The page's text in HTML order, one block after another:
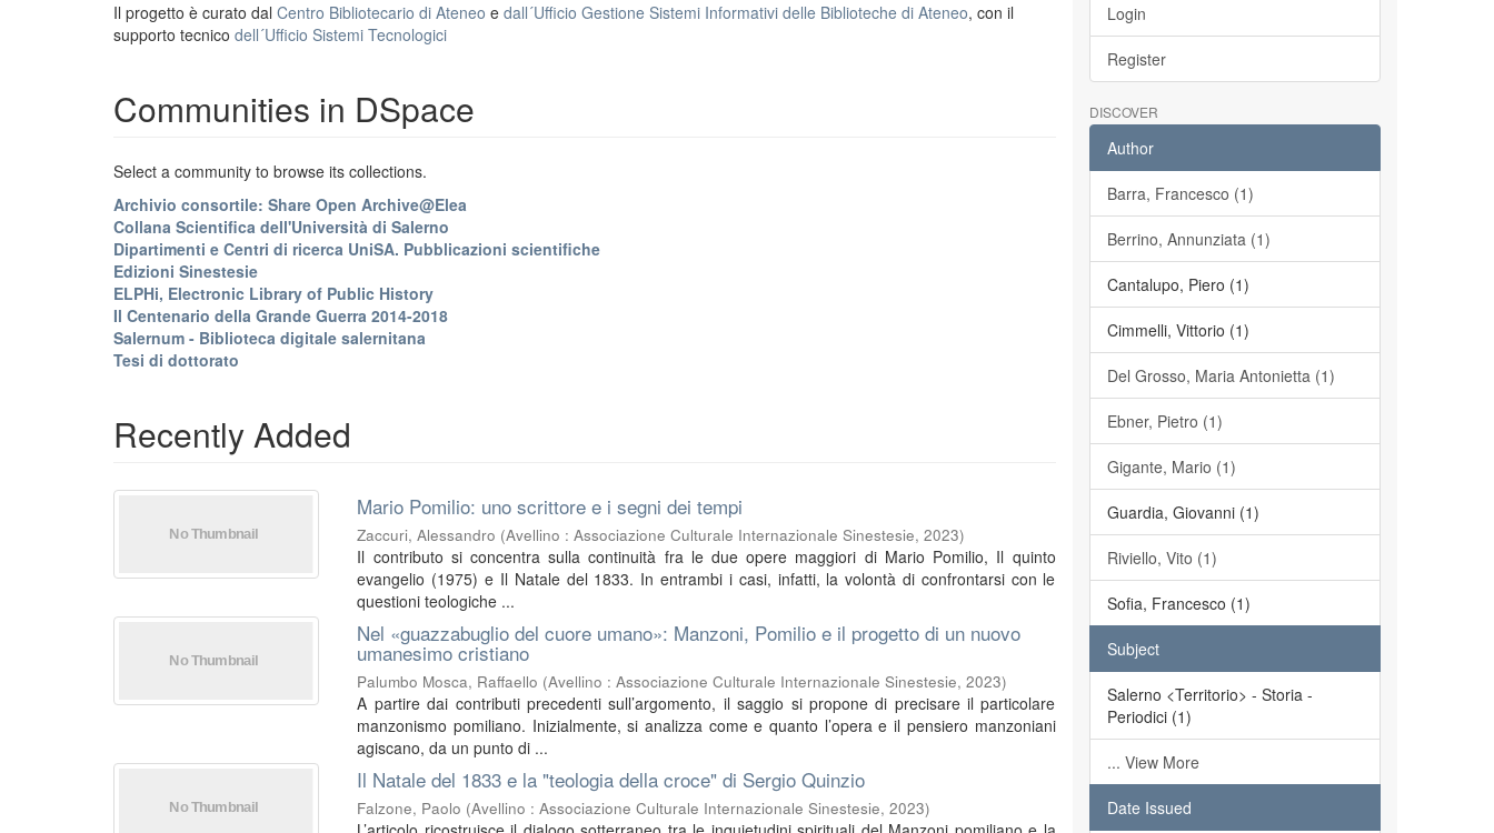
Il progetto è curato dal Centro Bibliotecario di Ateneo e dall´Ufficio Gestione Sistemi Informativi delle Biblioteche di Ateneo, con il
supporto tecnico dell´Ufficio Sistemi Tecnologici
Communities in DSpace
Select a community to browse its collections.
Archivio consortile: Share Open Archive@Elea
Collana Scientifica dell'Università di Salerno
Dipartimenti e Centri di ricerca UniSA. Pubblicazioni scientifiche
Edizioni Sinestesie
ELPHi, Electronic Library of Public History
Il Centenario della Grande Guerra 2014-2018
Salernum - Biblioteca digitale salernitana
Tesi di dottorato
Recently Added
Mario Pomilio: uno scrittore e i segni dei tempi
Zaccuri, Alessandro (Avellino : Associazione Culturale Internazionale Sinestesie,2023)
Il contributo si concentra sulla continuità fra le due opere maggiori di Mario Pomilio, Il quinto
evangelio (1975) e Il Natale del 1833. In entrambi i casi, infatti, la volontà di confrontarsi con le
questioni teologiche ...
Nel «guazzabuglio del cuore umano»: Manzoni, Pomilio e il progetto di un nuovo
umanesimo cristiano
Palumbo Mosca, Raffaello (Avellino : Associazione Culturale Internazionale Sinestesie,2023)
A partire dai contributi precedenti sull’argomento, il saggio si propone di precisare il particolare
manzonismo pomiliano. Inizialmente, si analizza come e quanto l’opera e il pensiero manzoniani
agiscano, da un punto di ...
Il Natale del 1833 e la "teologia della croce" di Sergio Quinzio
Falzone, Paolo (Avellino : Associazione Culturale Internazionale Sinestesie,2023)
Login
Register
DISCOVER
Author
Barra, Francesco (1)
Berrino, Annunziata (1)
Cantalupo, Piero (1)
Cimmelli, Vittorio (1)
Del Grosso, Maria Antonietta (1)
Ebner, Pietro (1)
Gigante, Mario (1)
Guardia, Giovanni (1)
Riviello, Vito (1)
Sofia, Francesco (1)
Subject
Salerno <Territorio> - Storia -
Periodici (1)
... View More
Date Issued